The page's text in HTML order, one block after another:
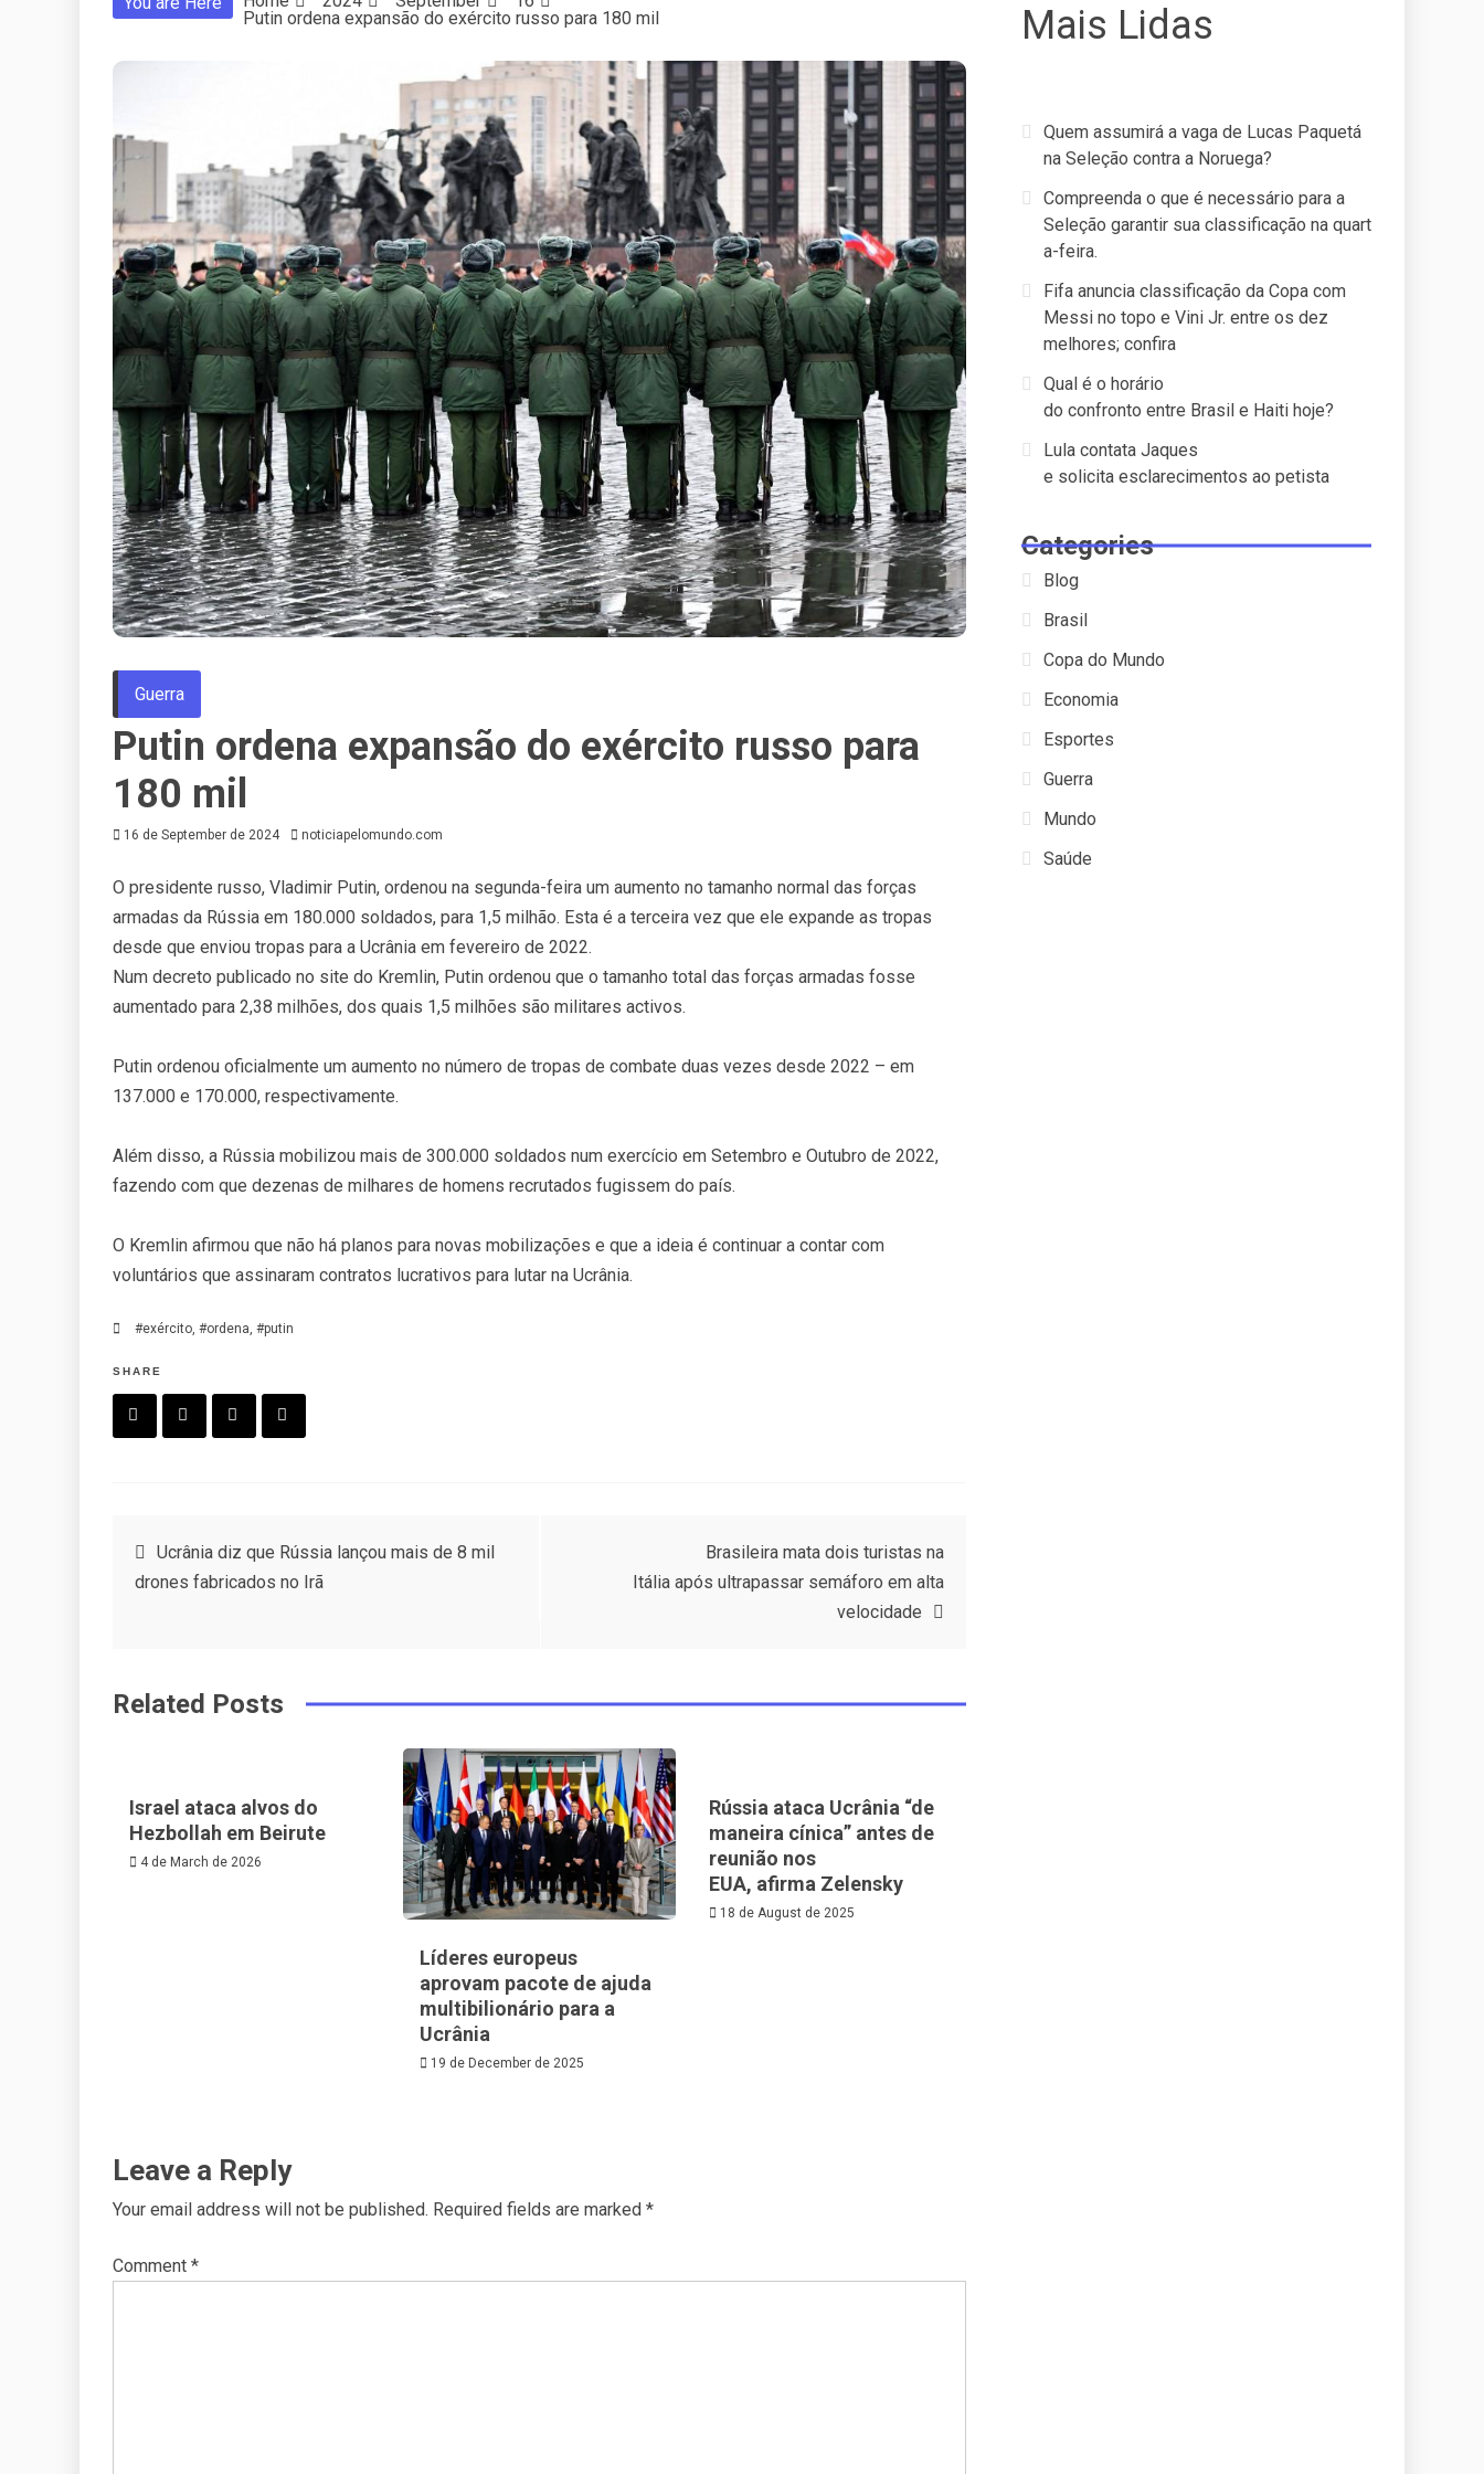
Putin ordena expansão do exército russo para 180 mil
Guerra
Putin ordena expansão do exército russo para
180 mil
16 de September de 2024 noticiapelomundo.com
O presidente russo, Vladimir Putin, ordenou na segunda-feira um aumento no tamanho normal das forças
armadas da Rússia em 180.000 soldados, para 1,5 milhão. Esta é a terceira vez que ele expande as tropas
desde que enviou tropas para a Ucrânia em fevereiro de 2022.
Num decreto publicado no site do Kremlin, Putin ordenou que o tamanho total das forças armadas fosse
aumentado para 2,38 milhões, dos quais 1,5 milhões são militares activos.
Putin ordenou oficialmente um aumento no número de tropas de combate duas vezes desde 2022 – em
137.000 e 170.000, respectivamente.
Além disso, a Rússia mobilizou mais de 300.000 soldados num exercício em Setembro e Outubro de 2022,
fazendo com que dezenas de milhares de homens recrutados fugissem do país.
O Kremlin afirmou que não há planos para novas mobilizações e que a ideia é continuar a contar com
voluntários que assinaram contratos lucrativos para lutar na Ucrânia.
#exército #ordena #putin
SHARE
e
k
t
e
t
e
PostUcrânia diz que Rússia lançou mais de 8 mil
drones fabricados no Irã
Brasileira mata dois turistas na
Itália após ultrapassar semáforo em alta
velocidade
Related Posts
Israel ataca alvos do
Hezbollah em Beirute
4 de March de 2026
Líderes europeus
aprovam pacote de ajuda
multibilionário para a
Ucrânia
19 de December de 2025
Rússia ataca Ucrânia “de
maneira cínica” antes de
reunião nos
EUA, afirma Zelensky
18 de August de 2025
Leave a Reply
Your email address will not be published. Required fields are marked *
Comment *
Mais Lidas
Quem assumirá a vaga de Lucas Paquetá
na Seleção contra a Noruega?
Compreenda o que é necessário para a
Seleção garantir sua classificação na quart
a-feira.
Fifa anuncia classificação da Copa com
Messi no topo e Vini Jr. entre os dez
melhores; confira
Qual é o horário
do confronto entre Brasil e Haiti hoje?
Lula contata Jaques
e solicita esclarecimentos ao petista
Categories
Blog
Brasil
Copa do Mundo
Economia
Esportes
Guerra
Mundo
Saúde